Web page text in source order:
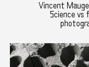
Vincent
Science vs